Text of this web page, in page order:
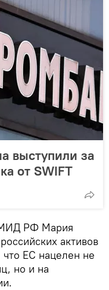
выступили за
от SWIFT
МИД РФ Мария
активов
что ЕС нацелен не
но и на